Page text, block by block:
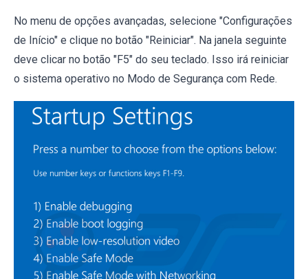
No menu de opções avançadas, selecione "Configurações
de Início" e clique no botão "Reiniciar". Na janela seguinte
deve clicar no botão "F5" do seu teclado. Isso irá reiniciar
o sistema operativo no Modo de Segurança com Rede.